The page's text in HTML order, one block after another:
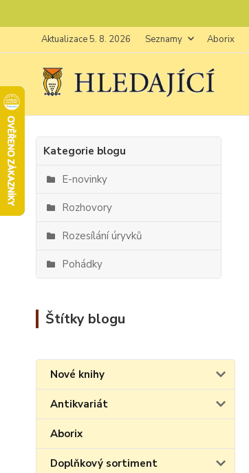
Aktualizace 5. 8. 2026 Seznamy Aborix
Kategorie blogu
E-novinky
Rozhovory
Rozesílání úryvků
Pohádky
Štítky blogu
Nové knihy
Antikvariát
Aborix
Doplňkový sortiment